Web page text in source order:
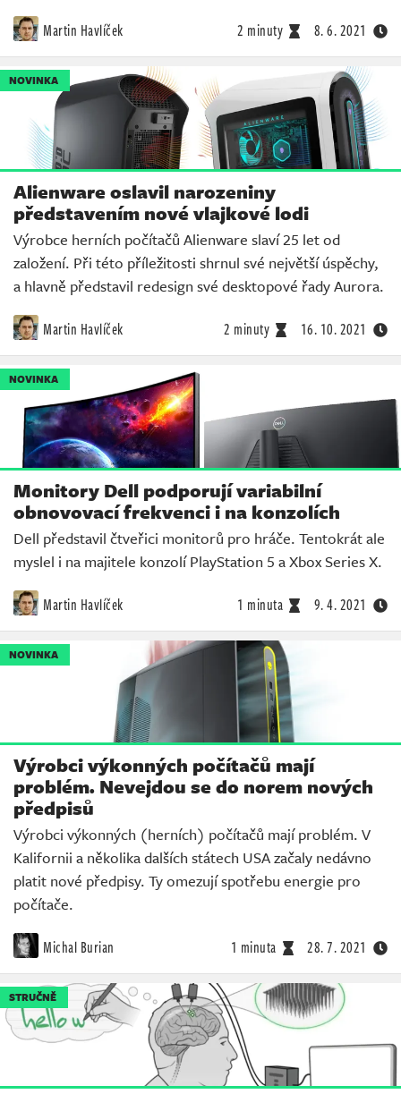
Martin Havlíček 2 minuty 8. 6. 2021
NOVINKA
Alienware oslavil narozeniny
představením nové vlajkové lodi
Výrobce herních počítačů Alienware slaví 25 let od
založení. Při této příležitosti shrnul své největší úspěchy,
a hlavně představil redesign své desktopové řady Aurora.
Martin Havlíček 2 minuty 16. 10. 2021
NOVINKA
Monitory Dell podporují variabilní
obnovovací frekvenci i na konzolích
Dell představil čtveřici monitorů pro hráče. Tentokrát ale
myslel i na majitele konzolí PlayStation 5 a Xbox Series X.
Martin Havlíček 1 minuta 9. 4. 2021
NOVINKA
Výrobci výkonných počítačů mají
problém. Nevejdou se do norem nových
předpisů
Výrobci výkonných (herních) počítačů mají problém. V
Kalifornii a několika dalších státech USA začaly nedávno
platit nové předpisy. Ty omezují spotřebu energie pro
počítače.
Michal Burian 1 minuta 28. 7. 2021
STRUČNĚ